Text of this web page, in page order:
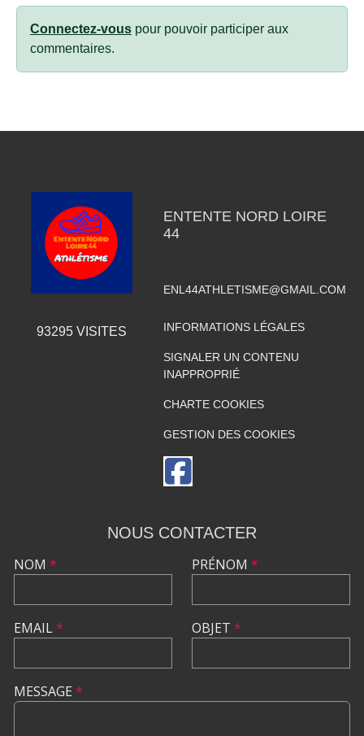
Connectez-vous pour pouvoir participer aux
commentaires.
93295VISITES
ENTENTE NORD LOIRE
44
ENL44ATHLETISME@GMAIL.COM
INFORMATIONS LÉGALES
SIGNALER UN CONTENU
INAPPROPRIÉ
CHARTE COOKIES
GESTION DES COOKIES
NOUS CONTACTER
NOM *
EMAIL*
PRÉNOM *
OBJET *
MESSAGE *